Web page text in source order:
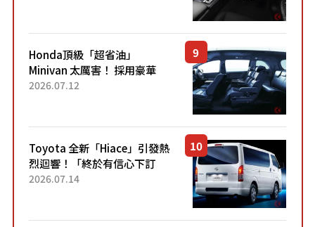
Honda頂級「超省油」
Minivan 太厲害！ 採用豪華
「真皮座椅」與專屬「黑色內
「三...
2026.07.12
Toyota 全新「Hiace」引發熱
烈迴響！「終於有信心下訂
了！」「哪個等級交車最
2026.07.14